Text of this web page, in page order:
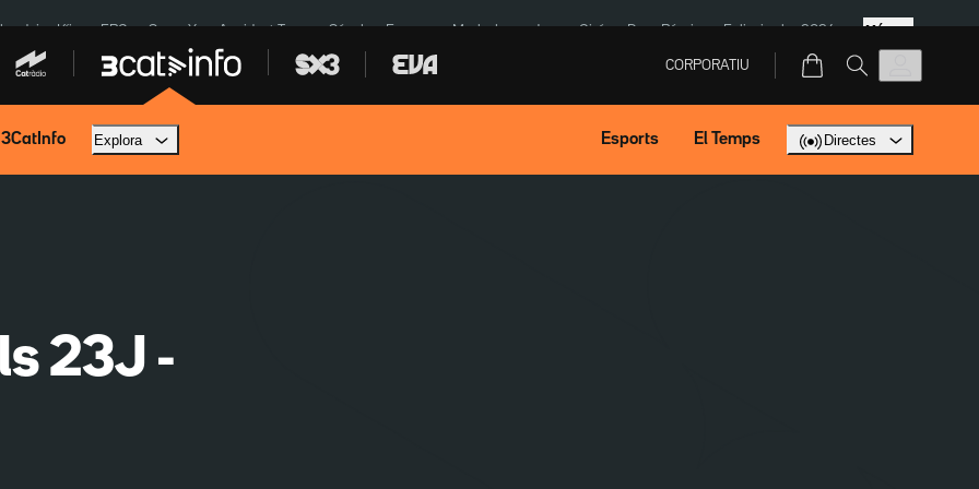
Kíiv ERC SpaceX Accident Tona Sánchez Europa Marlaska Jaume Giró Dron Rússia Eclipsi solar 2026 Més
CORPORATIU
3CatInfo Explora Esports El Temps Directes
23J -